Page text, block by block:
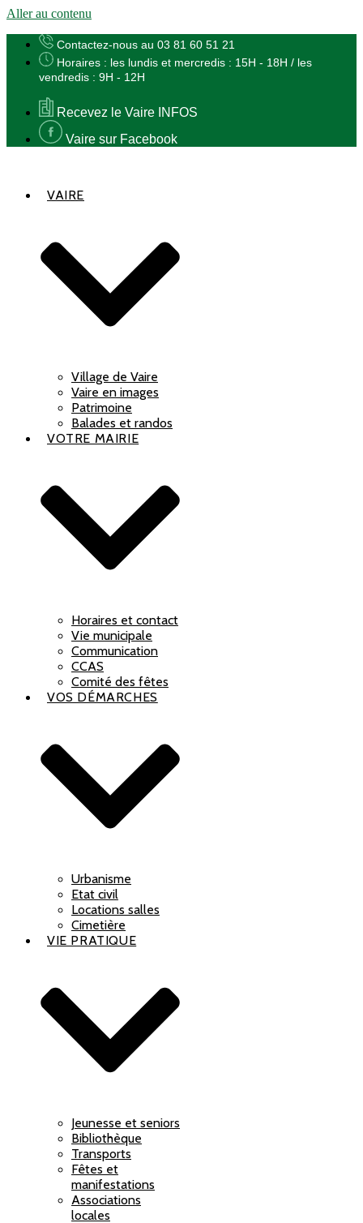
Aller au contenu
Contactez-nous au 03 81 60 51 21
Horaires : les lundis et mercredis : 15H - 18H / les
vendredis : 9H - 12H
Recevez le Vaire INFOS
Vaire sur Facebook
VAIRE
Village de Vaire
Vaire en images
Patrimoine
Balades et randos
VOTRE MAIRIE
Horaires et contact
Vie municipale
Communication
CCAS
Comité des fêtes
VOS DÉMARCHES
Urbanisme
Etat civil
Locations salles
Cimetière
VIE PRATIQUE
Jeunesse et seniors
Bibliothèque
Transports
Fêtes et
manifestations
Associations
locales